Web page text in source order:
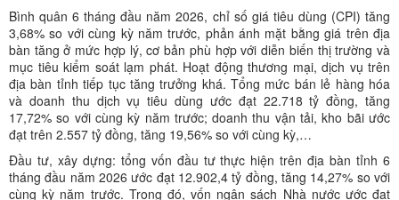
Bình quân 6 tháng đầu năm 2026, chỉ số giá tiêu dùng (CPI) tăng
3,68% so với cùng kỳ năm trước, phản ánh mặt bằng giá trên địa
bàn tăng ở mức hợp lý, cơ bản phù hợp với diễn biến thị trường và
mục tiêu kiểm soát lạm phát. Hoạt động thương mại, dịch vụ trên
địa bàn tỉnh tiếp tục tăng trưởng khá. Tổng mức bán lẻ hàng hóa
và doanh thu dịch vụ tiêu dùng ước đạt 22.718 tỷ đồng, tăng
17,72% so với cùng kỳ năm trước; doanh thu vận tải, kho bãi ước
đạt trên 2.557 tỷ đồng, tăng 19,56% so với cùng kỳ,…
Đầu tư, xây dựng: tổng vốn đầu tư thực hiện trên địa bàn tỉnh 6
tháng đầu năm 2026 ước đạt 12.902,4 tỷ đồng, tăng 14,27% so với
cùng kỳ năm trước. Trong đó, vốn ngân sách Nhà nước ước đạt